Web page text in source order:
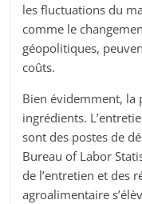
les fluctuations du
comme le
géopolitiques,
coûts.
Bien évidemment, la
ingrédients.
sont des postes de
Bureau of Labor
de l’entretien et des
agroalimentaire